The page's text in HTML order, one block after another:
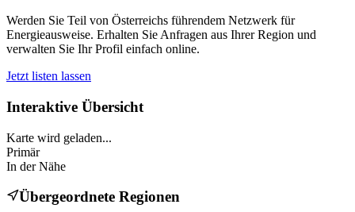
Werden Sie Teil von Österreichs führendem Netzwerk für
Energieausweise. Erhalten Sie Anfragen aus Ihrer Region und
verwalten Sie Ihr Profil einfach online.
Jetzt listen lassen
Interaktive Übersicht
Karte wird geladen...
Primär
In der Nähe
Übergeordnete Regionen